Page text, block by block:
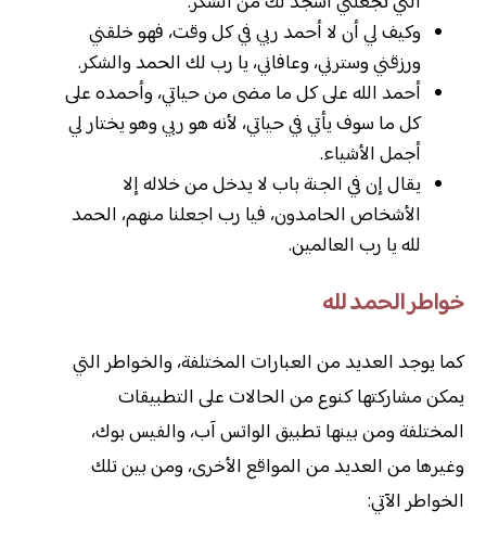
وكيف لي أن لا أحمد ربي في كل وقت، فهو خلقني
ورزقني وسترني، وعافاني، يا رب لك الحمد والشكر.
أحمد الله على كل ما مضى من حياتي، وأحمده على
كل ما سوف يأتي في حياتي، لأنه هو ربي وهو يختار لي
أجمل الأشياء.
يقال إن في الجنة باب لا يدخل من خلاله إلا
الأشخاص الحامدون، فيا رب اجعلنا منهم، الحمد
لله يا رب العالمين.
خواطر الحمد لله
كما يوجد العديد من العبارات المختلفة، والخواطر التي
يمكن مشاركتها كنوع من الحالات على التطبيقات
المختلفة ومن بينها تطبيق الواتس آب، والفيس بوك،
وغيرها من العديد من المواقع الأخرى، ومن بين تلك
الخواطر الآتي: